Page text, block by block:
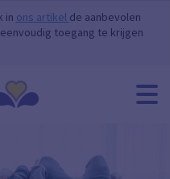
in ons artikel de aanbevolen
toegang te krijgen